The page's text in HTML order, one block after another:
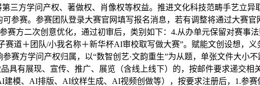
三方学问产权、著做权、肖像权等权益。推进文化科技范畴手艺立异
参赛。参赛团队登录大赛官网填写报名消息，若有调整将通过大赛
方二次创意优化，通过初审后，类别如下：4.从办单元保留对赛事
赛道＋团队/小我名称＋新华杯AI审校取写做大赛”。赋能文创设想，
赛方学问产权归属，以“数智创艺·文韵重生”为从题，单张文件大小
具有展现、宣传、推广、展览（含线上线下）的，按邮件要求递交
模、AI排版、AI纹样生成、AI视频创做等），按要求注册后，1.参